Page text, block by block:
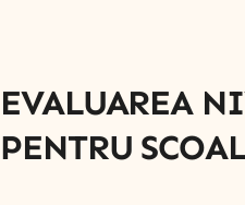
EVALUAREA
PENTRU